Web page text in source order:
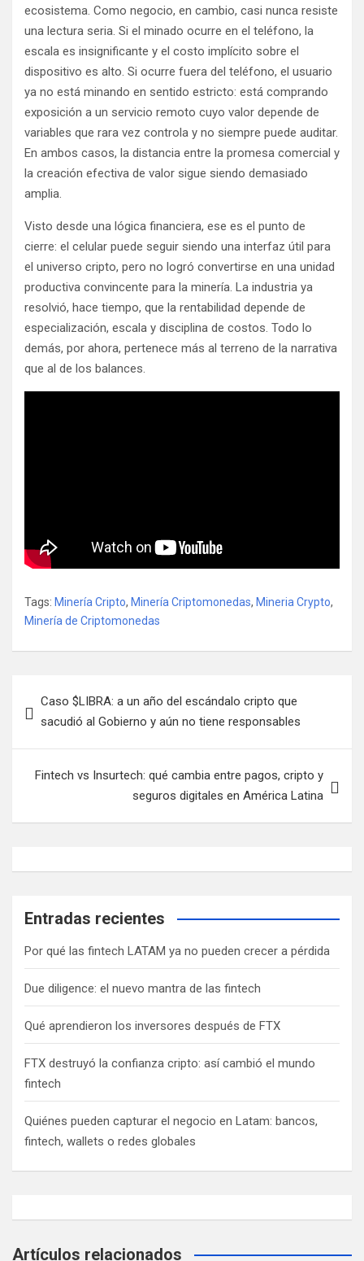
ecosistema. Como negocio, en cambio, casi nunca resiste
una lectura seria. Si el minado ocurre en el teléfono, la
escala es insignificante y el costo implícito sobre el
dispositivo es alto. Si ocurre fuera del teléfono, el usuario
ya no está minando en sentido estricto: está comprando
exposición a un servicio remoto cuyo valor depende de
variables que rara vez controla y no siempre puede auditar.
En ambos casos, la distancia entre la promesa comercial y
la creación efectiva de valor sigue siendo demasiado
amplia.
Visto desde una lógica financiera, ese es el punto de
cierre: el celular puede seguir siendo una interfaz útil para
el universo cripto, pero no logró convertirse en una unidad
productiva convincente para la minería. La industria ya
resolvió, hace tiempo, que la rentabilidad depende de
especialización, escala y disciplina de costos. Todo lo
demás, por ahora, pertenece más al terreno de la narrativa
que al de los balances.
Tags: Minería Cripto, Minería Criptomonedas, Mineria Crypto,
Minería de Criptomonedas
a
i
Caso $LIBRA: a un año del escándalo cripto que
sacudió al Gobierno y aún no tiene responsables
Fintech vs Insurtech: qué cambia entre pagos, cripto y
seguros digitales en América Latina
Entradas recientes
Por qué las fintech LATAM ya no pueden crecer a pérdida
Due diligence: el nuevo mantra de las fintech
Qué aprendieron los inversores después de FTX
FTX destruyó la confianza cripto: así cambió el mundo
fintech
Quiénes pueden capturar el negocio en Latam: bancos,
fintech, wallets o redes globales
Artículos relacionados